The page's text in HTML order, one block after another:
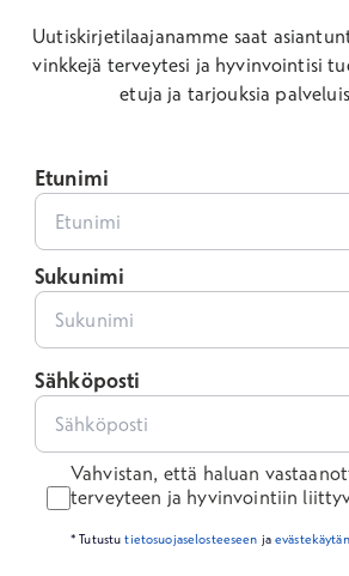
Uutiskirjetilaajanamme saat
vinkkejä terveytesi ja hyvinvointisi
etuja ja tarjouksia
Etunimi
Sukunimi
Sähköposti
Vahvistan, että haluan
terveyteen ja hyvinvointiin
* Tutustutietosuojaselosteeseen ja